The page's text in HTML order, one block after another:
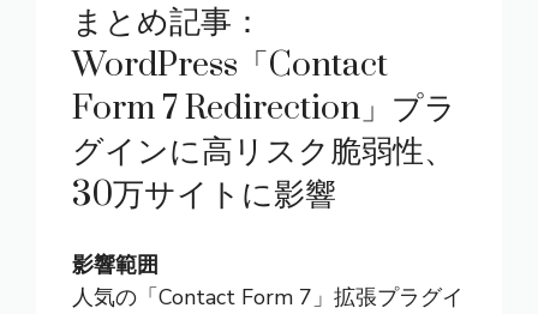
まとめ記事：
WordPress「Contact
Form 7 Redirection」プラ
グインに高リスク脆弱性、
30万サイトに影響
影響範囲
人気の「Contact Form 7」拡張プラグイ